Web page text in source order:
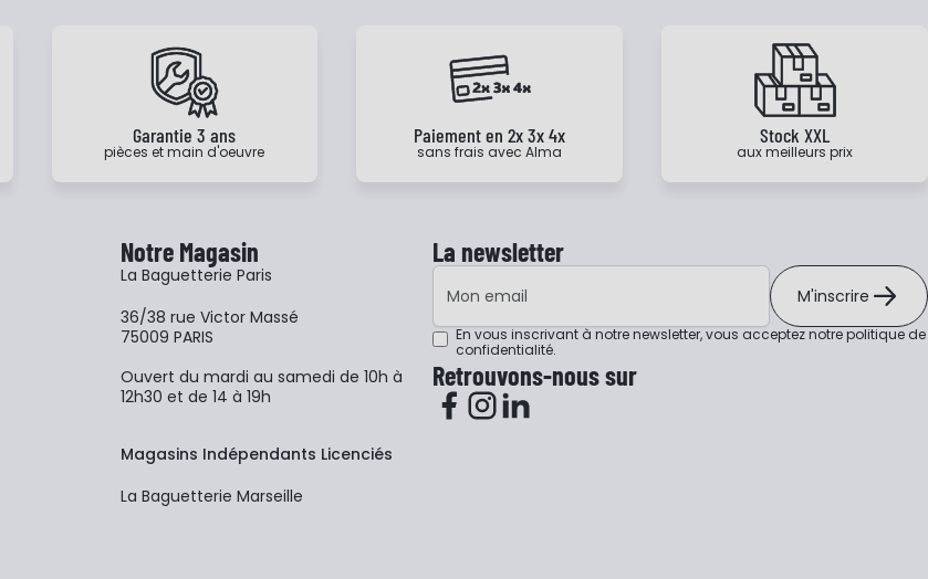
Garantie 3 ans
pièces et main d'oeuvre
Paiement en 2x 3x 4x
sans frais avec Alma
Stock XXL
aux meilleurs prix
Notre Magasin
La Baguetterie Paris
36/38 rue Victor Massé
75009 PARIS
Ouvert du mardi au samedi de 10h à
12h30 et de 14 à 19h
Magasins Indépendants Licenciés
La Baguetterie Marseille
La newsletter
Adresse e-mail
M'inscrire
En vous inscrivant à notre newsletter, vous acceptez notrepolitique de
confidentialité.
Retrouvons-nous sur